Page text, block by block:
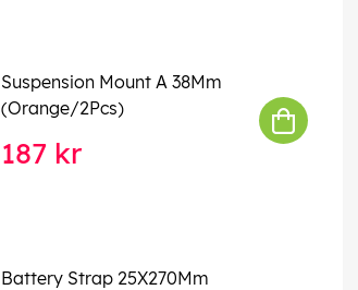
Suspension Mount A 38Mm
(Orange/2Pcs)
187 kr
Battery Strap 25X270Mm